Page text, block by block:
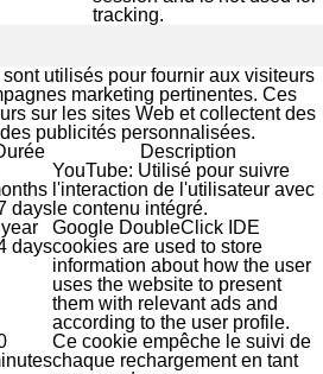
tracking.
utilisés pour fournir aux visiteurs
marketing pertinentes. Ces
sur les sites Web et collectent des
publicités personnalisées.
Description
days
YouTube: Utilisé pour suivre
l'interaction de l'utilisateur avec
le contenu intégré.
days
Google DoubleClick IDE
cookies are used to store
information about how the user
uses the website to present
them with relevant ads and
according to the user profile.
Ce cookie empêche le suivi de
chaque rechargement en tant